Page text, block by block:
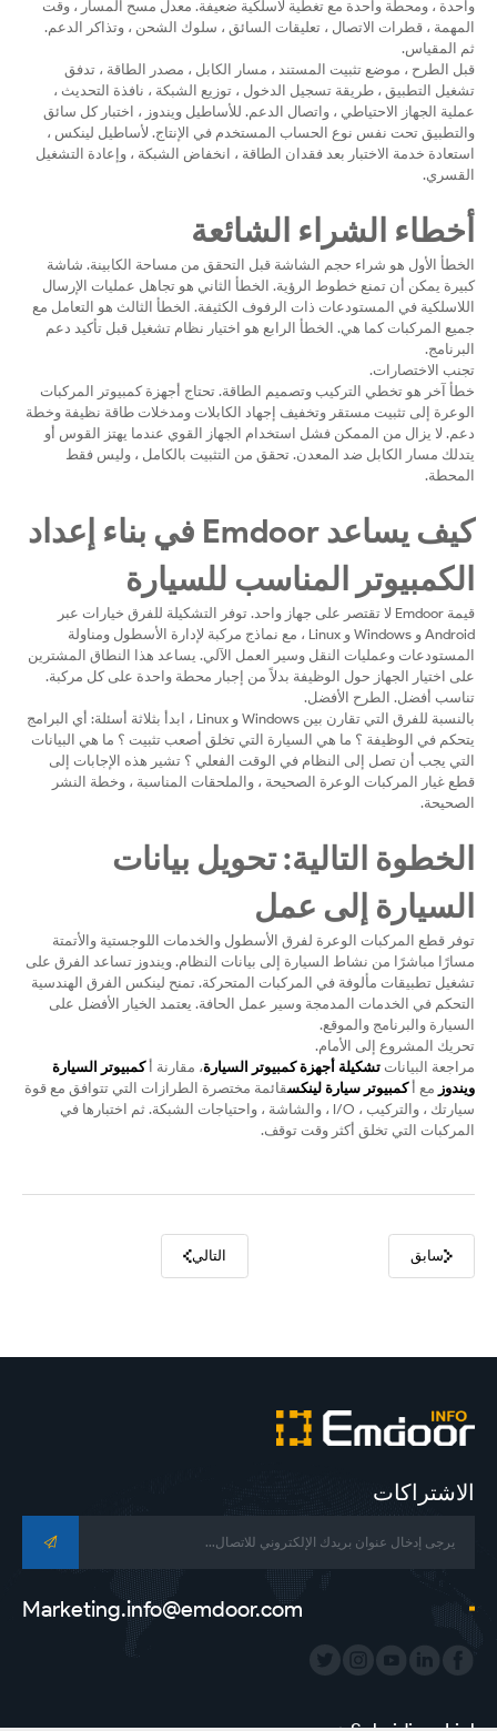
واحدة ، ومحطة واحدة مع تغطية لاسلكية ضعيفة. معدل مسح المسار ، وقت
المهمة ، قطرات الاتصال ، تعليقات السائق ، سلوك الشحن ، وتذاكر الدعم.
ثم المقياس.
قبل الطرح ، موضع تثبيت المستند ، مسار الكابل ، مصدر الطاقة ، تدفق
تشغيل التطبيق ، طريقة تسجيل الدخول ، توزيع الشبكة ، نافذة التحديث ،
عملية الجهاز الاحتياطي ، واتصال الدعم. للأساطيل ويندوز ، اختبار كل سائق
والتطبيق تحت نفس نوع الحساب المستخدم في الإنتاج. لأساطيل لينكس ،
استعادة خدمة الاختبار بعد فقدان الطاقة ، انخفاض الشبكة ، وإعادة التشغيل
القسري.
أخطاء الشراء الشائعة
الخطأ الأول هو شراء حجم الشاشة قبل التحقق من مساحة الكابينة. شاشة
كبيرة يمكن أن تمنع خطوط الرؤية. الخطأ الثاني هو تجاهل عمليات الإرسال
اللاسلكية في المستودعات ذات الرفوف الكثيفة. الخطأ الثالث هو التعامل مع
جميع المركبات كما هي. الخطأ الرابع هو اختيار نظام تشغيل قبل تأكيد دعم
البرنامج.
تجنب الاختصارات.
خطأ آخر هو تخطي التركيب وتصميم الطاقة. تحتاج أجهزة كمبيوتر المركبات
الوعرة إلى تثبيت مستقر وتخفيف إجهاد الكابلات ومدخلات طاقة نظيفة وخطة
دعم. لا يزال من الممكن فشل استخدام الجهاز القوي عندما يهتز القوس أو
يتدلك مسار الكابل ضد المعدن. تحقق من التثبيت بالكامل ، وليس فقط
المحطة.
كيف يساعد Emdoor في بناء إعداد
الكمبيوتر المناسب للسيارة
قيمة Emdoor لا تقتصر على جهاز واحد. توفر التشكيلة للفرق خيارات عبر
Android و Windows و Linux ، مع نماذج مركبة لإدارة الأسطول ومناولة
المستودعات وعمليات النقل وسير العمل الآلي. يساعد هذا النطاق المشترين
على اختيار الجهاز حول الوظيفة بدلاً من إجبار محطة واحدة على كل مركبة.
تناسب أفضل. الطرح الأفضل.
بالنسبة للفرق التي تقارن بين Windows و Linux ، ابدأ بثلاثة أسئلة: أي البرامج
يتحكم في الوظيفة ؟ ما هي السيارة التي تخلق أصعب تثبيت ؟ ما هي البيانات
التي يجب أن تصل إلى النظام في الوقت الفعلي ؟ تشير هذه الإجابات إلى
قطع غيار المركبات الوعرة الصحيحة ، والملحقات المناسبة ، وخطة النشر
الصحيحة.
الخطوة التالية: تحويل بيانات
السيارة إلى عمل
توفر قطع المركبات الوعرة لفرق الأسطول والخدمات اللوجستية والأتمتة
مسارًا مباشرًا من نشاط السيارة إلى بيانات النظام. ويندوز تساعد الفرق على
تشغيل تطبيقات مألوفة في المركبات المتحركة. تمنح لينكس الفرق الهندسية
التحكم في الخدمات المدمجة وسير عمل الحافة. يعتمد الخيار الأفضل على
السيارة والبرنامج والموقع.
تحريك المشروع إلى الأمام.
مراجعة البيانات تشكيلة أجهزة كمبيوتر السيارة، مقارنة أكمبيوتر السيارة
ويندوز مع أكمبيوتر سيارة لينكسقائمة مختصرة الطرازات التي تتوافق مع قوة
سيارتك ، والتركيب ، I/O ، والشاشة ، واحتياجات الشبكة. ثم اختبارها في
المركبات التي تخلق أكثر وقت توقف.
سابق التالي
الاشتراكات
Marketing.info@emdoor.com